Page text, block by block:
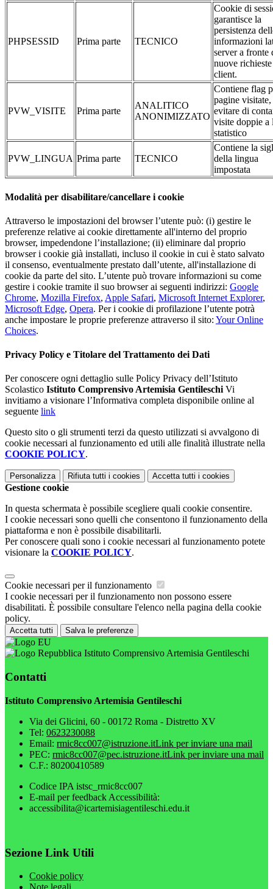
PHPSESSID Prima parte TECNICO
Cookie di
garantisce la
persistenza
informazioni
server a fronte
nuove
client.
PVW_VISITE Prima parte
ANALITICO
ANONIMIZZATO
Contiene flag
pagine visitate,
evitare di
visite doppie a
statistico
PVW_LINGUA Prima parte TECNICO
Contiene la
della lingua
impostata
Modalità per disabilitare/cancellare i cookie
Attraverso le impostazioni del browser l’utente può: (i) gestire le
preferenze relative ai cookie direttamente all'interno del proprio
browser, impedendone l’installazione; (ii) eliminare dal proprio
browser i cookie già installati, incluso il cookie in cui è stato salvato
il consenso, eventualmente prestato dall’utente, all'installazione di
cookie da parte del sito. L’utente può trovare informazioni su come
gestire i cookie tramite il suo browser ai seguenti indirizzi: Google
Chrome, Mozilla Firefox, Apple Safari, Microsoft Internet Explorer,
Microsoft Edge, Opera. Per i cookie di profilazione l’utente potrà
anche impostare le proprie preferenze attraverso il sito: Your Online
Choices.
Privacy Policy e Titolare del Trattamento dei Dati
Per conoscere ogni dettaglio sulle Policy Privacy dell’Istituto
Scolastico Istituto Comprensivo Artemisia GentileschiVi
invitiamo a visionare l’Informativa completa disponibile online al
seguente link
Questo sito o gli strumenti terzi da questo utilizzati si avvalgono di
cookie necessari al funzionamento ed utili alle finalità illustrate nella
COOKIE POLICY.
Personalizza Rifiuta tutti i cookies Accetta tutti i cookies
Gestione cookie
In questa schermata è possibile scegliere quali cookie consentire.
I cookie necessari sono quelli che consentono il funzionamento della
piattaforma e non è possibile disabilitarli.
Per conoscere quali sono i cookie necessari al funzionamento potete
visionare la COOKIE POLICY.
Cookie necessari per il funzionamento
I cookie necessari per il funzionamento non possono essere
disabilitati. È possibile consultare l'elenco nella pagina della cookie
policy.
Accetta tutti Salva le preferenze
Istituto Comprensivo Artemisia Gentileschi
Contatti
Istituto Comprensivo Artemisia Gentileschi
Via dei Glicini, 60 - 00172 Roma - Distretto XV
Tel: 0623230088
Email: rmic8cc007@istruzione.itLink per inviare una mail
PEC: rmic8cc007@pec.istruzione.itLink per inviare una mail
C.F.: 80200410589
Codice IPA istsc_rmic8cc007
E-mail per feedback Accessibilità:
accessibilita@icartemisiagentileschi.edu.it
Sezione Link Utili
Cookie policy